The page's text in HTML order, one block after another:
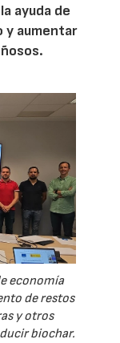
ayuda de
y aumentar
economía
de restos
y otros
biochar.